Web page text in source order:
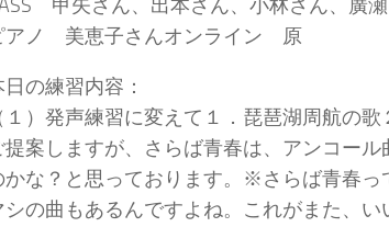
甲矢さん、出本さん、小林さん、廣
アノ 美恵子さんオンライン 原
日の練習内容：
１）発声練習に変えて１．琵琶湖周航の
提案しますが、さらば青春は、アンコー
かな？と思っております。※さらば青春っ
シの曲もあるんですよね。これがまた、